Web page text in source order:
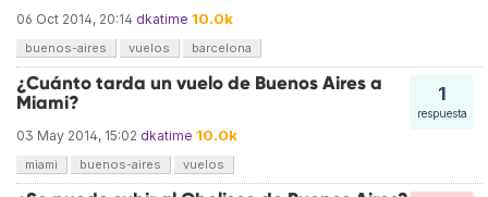
06 Oct 2014, 20:14 dkatime 10.0k
buenos-aires vuelos barcelona
1
respuesta
¿Cuánto tarda un vuelo de Buenos Aires a
Miami?
03 May 2014, 15:02 dkatime 10.0k
miami buenos-aires vuelos